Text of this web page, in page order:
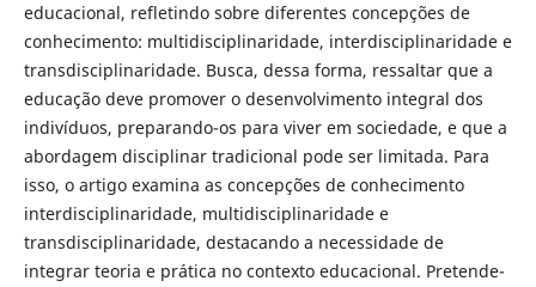
educacional, refletindo sobre diferentes concepções de
conhecimento: multidisciplinaridade, interdisciplinaridade e
transdisciplinaridade. Busca, dessa forma, ressaltar que a
educação deve promover o desenvolvimento integral dos
indivíduos, preparando-os para viver em sociedade, e que a
abordagem disciplinar tradicional pode ser limitada. Para
isso, o artigo examina as concepções de conhecimento
interdisciplinaridade, multidisciplinaridade e
transdisciplinaridade, destacando a necessidade de
integrar teoria e prática no contexto educacional. Pretende-